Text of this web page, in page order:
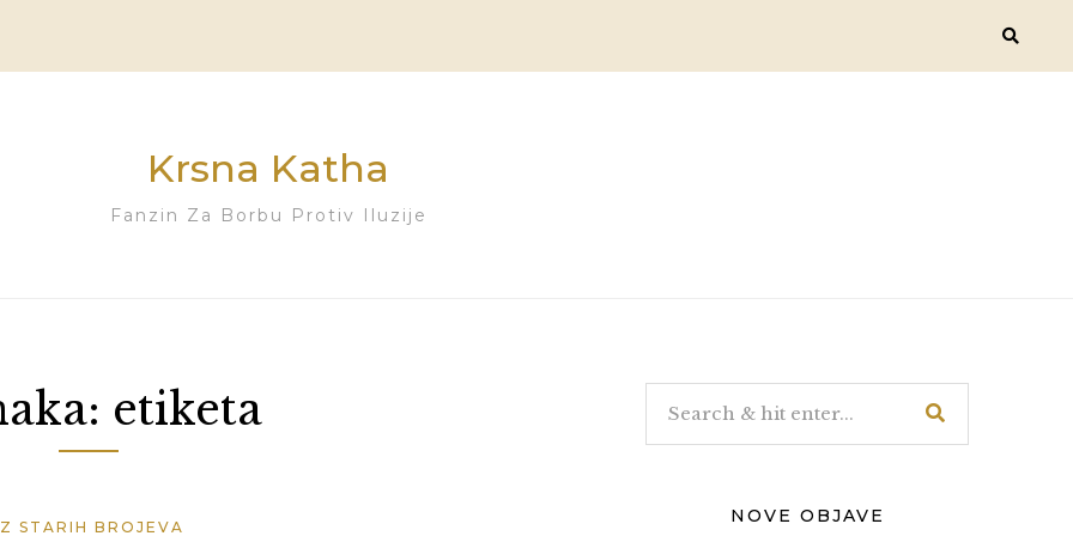
Krsna Katha
Fanzin Za Borbu Protiv Iluzije
etiketa
STARIH BROJEVA
NOVE OBJAVE